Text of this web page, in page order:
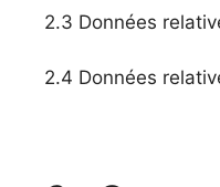
2.3 Données
2.4 Données